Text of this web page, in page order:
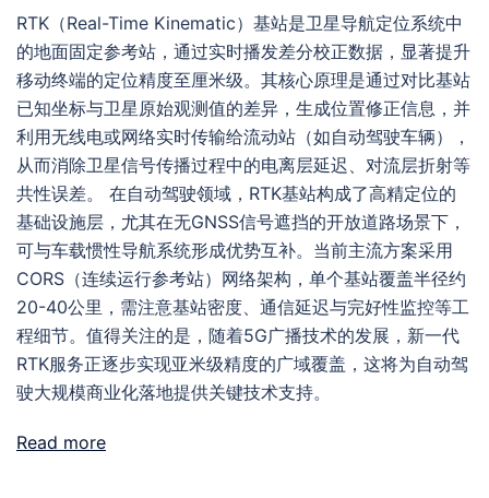
RTK（Real-Time Kinematic）基站是卫星导航定位系统中
的地面固定参考站，通过实时播发差分校正数据，显著提升
移动终端的定位精度至厘米级。其核心原理是通过对比基站
已知坐标与卫星原始观测值的差异，生成位置修正信息，并
利用无线电或网络实时传输给流动站（如自动驾驶车辆），
从而消除卫星信号传播过程中的电离层延迟、对流层折射等
共性误差。 在自动驾驶领域，RTK基站构成了高精定位的
基础设施层，尤其在无GNSS信号遮挡的开放道路场景下，
可与车载惯性导航系统形成优势互补。当前主流方案采用
CORS（连续运行参考站）网络架构，单个基站覆盖半径约
20-40公里，需注意基站密度、通信延迟与完好性监控等工
程细节。值得关注的是，随着5G广播技术的发展，新一代
RTK服务正逐步实现亚米级精度的广域覆盖，这将为自动驾
驶大规模商业化落地提供关键技术支持。
Read more